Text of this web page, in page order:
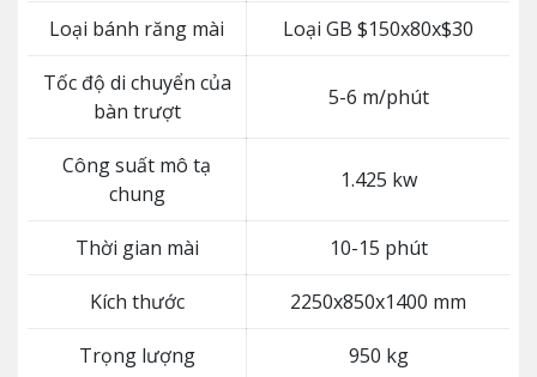
Loại bánh răng mài Loại GB $150x80x$30
Tốc độ di chuyển của
bàn trượt
5-6 m/phút
Công suất mô tạ
chung
1.425 kw
Thời gian mài 10-15 phút
Kích thước 2250x850x1400 mm
Trọng lượng 950 kg